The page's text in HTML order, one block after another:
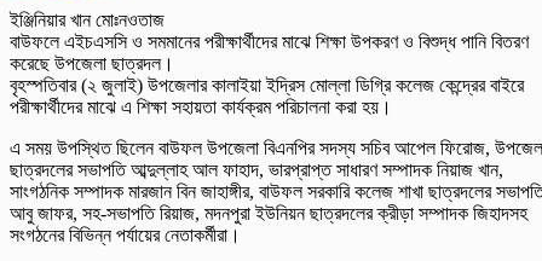
ইঞ্জিনিয়ার খান মোঃনওতাজ
বাউফলে এইচএসসি ও সমমানের পরীক্ষার্থীদের মাঝে শিক্ষা উপকরণ ও বিশুদ্ধ পানি বিতরণ
করেছে উপজেলা ছাত্রদল।
বৃহস্পতিবার (২ জুলাই) উপজেলার কালাইয়া ইদ্রিস মোল্লা ডিগ্রি কলেজ কেন্দ্রের বাইরে
পরীক্ষার্থীদের মাঝে এ শিক্ষা সহায়তা কার্যক্রম পরিচালনা করা হয়।
এ সময় উপস্থিত ছিলেন বাউফল উপজেলা বিএনপির সদস্য সচিব আপেল ফিরোজ,
ছাত্রদলের সভাপতি আব্দুল্লাহ আল ফাহাদ, ভারপ্রাপ্ত সাধারণ সম্পাদক নিয়াজ খান,
সাংগঠনিক সম্পাদক মারজান বিন জাহাঙ্গীর, বাউফল সরকারি কলেজ শাখা ছাত্রদলের
আবু জাফর, সহ-সভাপতি রিয়াজ, মদনপুরা ইউনিয়ন ছাত্রদলের ক্রীড়া সম্পাদক জিহাদসহ
সংগঠনের বিভিন্ন পর্যায়ের নেতাকর্মীরা।